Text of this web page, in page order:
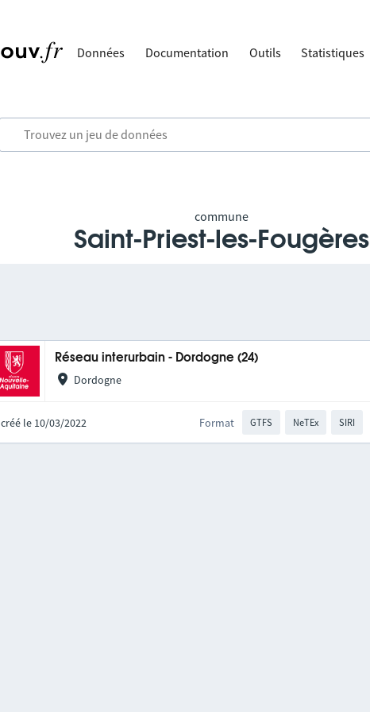
Données Documentation Outils Statistiques
commune
Saint-Priest-les-Fougères
Réseau interurbain - Dordogne (24)
Dordogne
créé le 10/03/2022 Format GTFS NeTEx SIRI